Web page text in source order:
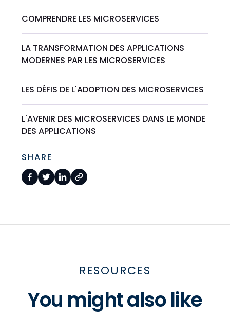
COMPRENDRE LES MICROSERVICES
LA TRANSFORMATION DES APPLICATIONS
MODERNES PAR LES MICROSERVICES
LES DÉFIS DE L'ADOPTION DES MICROSERVICES
L'AVENIR DES MICROSERVICES DANS LE MONDE
DES APPLICATIONS
SHARE
RESOURCES
You might also like